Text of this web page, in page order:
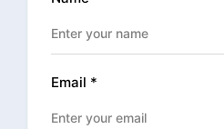
Email *